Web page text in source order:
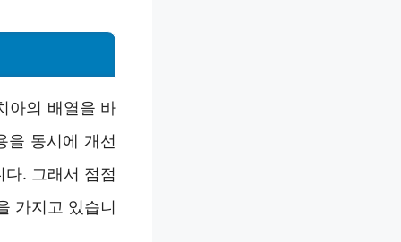
아의 배열을 바
을 동시에 개선
. 그래서 점점
가지고 있습니